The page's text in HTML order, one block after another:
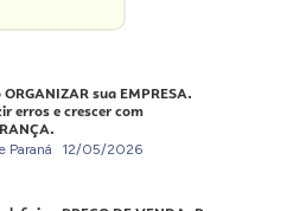
sua EMPRESA.
erros e crescer com
Paraná 12/05/2026